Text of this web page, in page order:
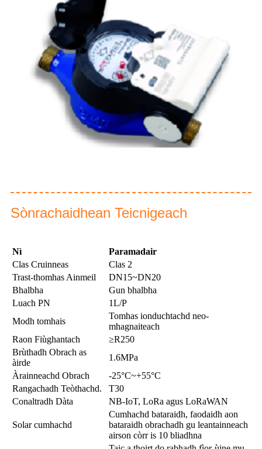
Sònrachaidhean Teicnigeach
Nì
Paramadair
Clas Cruinneas
Clas 2
Trast-thomhas Ainmeil
DN15~DN20
Bhalbha
Gun bhalbha
Luach PN
1L/P
Modh tomhais
Tomhas ionduchtachd neo-
mhagnaiteach
Raon Fiùghantach
≥R250
Brùthadh Obrach as
àirde
1.6MPa
Àrainneachd Obrach
-25°C~+55°C
Rangachadh Teòthachd.
T30
Conaltradh Dàta
NB-IoT, LoRa agus LoRaWAN
Solar cumhachd
Cumhachd bataraidh, faodaidh aon
bataraidh obrachadh gu leantainneach
airson còrr is 10 bliadhna